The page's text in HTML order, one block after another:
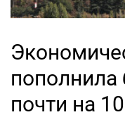
почти на